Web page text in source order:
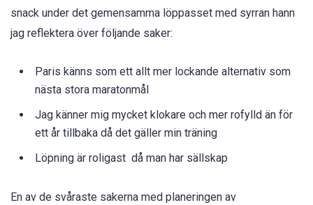
snack under det gemensamma löppasset med syrran hann
jag reflektera över följande saker:
Paris känns som ett allt mer lockande alternativ som
nästa stora maratonmål
Jag känner mig mycket klokare och mer rofylld än för
ett år tillbaka då det gäller min träning
Löpning är roligast då man har sällskap
En av de svåraste sakerna med planeringen av